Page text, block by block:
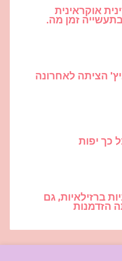
אוקראינית
זמן מה.
הציתה לאחרונה
כך יפות
ברזילאיות, גם
הזדמנות